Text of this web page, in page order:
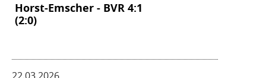
Horst-Emscher - BVR 4:1
(2:0)